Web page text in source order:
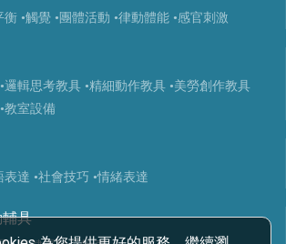
衡 •觸覺 •團體活動 •律動體能 •感官刺激
•邏輯思考教具 •精細動作教具 •美勞創作教具
•教室設備
表達 •社會技巧 •情緒表達
輔具